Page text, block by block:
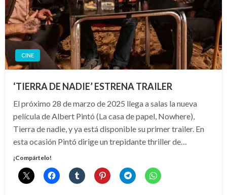
CINE
‘TIERRA DE NADIE’ ESTRENA TRAILER
El próximo 28 de marzo de 2025 llega a salas la nueva
película de Albert Pintó (La casa de papel, Nowhere),
Tierra de nadie, y ya está disponible su primer trailer. En
esta ocasión Pintó dirige un trepidante thriller de…
¡Compártelo!